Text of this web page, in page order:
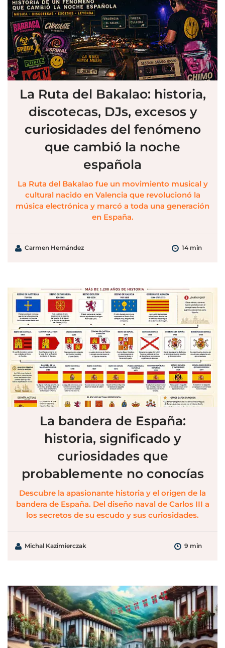
La Ruta del Bakalao: historia,
discotecas, DJs, excesos y
curiosidades del fenómeno
que cambió la noche
española
La Ruta del Bakalao fue un movimiento musical y
cultural nacido en Valencia que revolucionó la
música electrónica y marcó a toda una generación
en España.
Carmen Hernández 14 min
La bandera de España:
historia, significado y
curiosidades que
probablemente no conocías
Descubre la apasionante historia y el origen de la
bandera de España. Del diseño naval de Carlos III a
los secretos de su escudo y sus curiosidades.
Michal Kazimierczak 9 min